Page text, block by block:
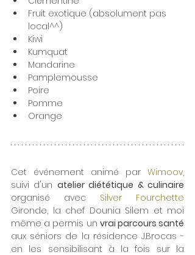
Fruit exotique (absolument pas
local^^)
Kiwi
Kumquat
Mandarine
Pamplemousse
Poire
Pomme
Orange
Cet événement animé par Wimoov,
suivi d'un atelier diététique & culinaire
organisé avec Silver Fourchette
Gironde, la chef Dounia Silem et moi
même a permis un vrai parcours santé
aux séniors de la résidence J.Brocas -